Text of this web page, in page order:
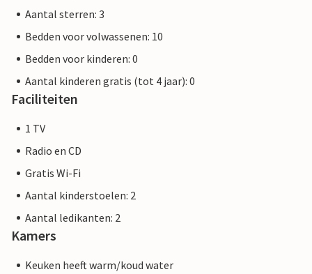
Aantal sterren: 3
Bedden voor volwassenen: 10
Bedden voor kinderen: 0
Aantal kinderen gratis (tot 4 jaar): 0
Faciliteiten
1 TV
Radio en CD
Gratis Wi-Fi
Aantal kinderstoelen: 2
Aantal ledikanten: 2
Kamers
Keuken heeft warm/koud water